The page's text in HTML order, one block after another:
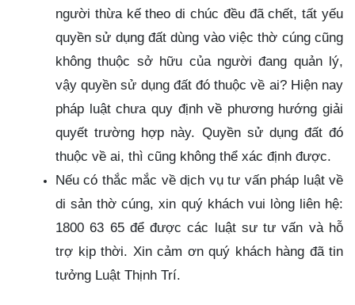
người thừa kế theo di chúc đều đã chết, tất yếu
quyền sử dụng đất dùng vào việc thờ cúng cũng
không thuộc sở hữu của người đang quản lý,
vậy quyền sử dụng đất đó thuộc về ai? Hiện nay
pháp luật chưa quy định về phương hướng giải
quyết trường hợp này. Quyền sử dụng đất đó
thuộc về ai, thì cũng không thể xác định được.
Nếu có thắc mắc về dịch vụ tư vấn pháp luật về
di sản thờ cúng, xin quý khách vui lòng liên hệ:
1800 63 65 để được các luật sư tư vấn và hỗ
trợ kịp thời. Xin cảm ơn quý khách hàng đã tin
tưởng Luật Thịnh Trí.